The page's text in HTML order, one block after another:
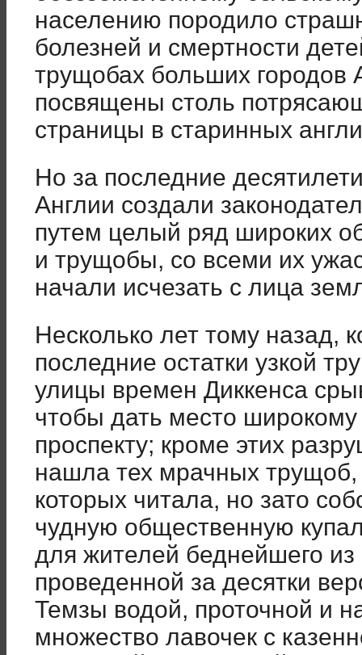
населению породило
болезней и смертности
трущобах больших городов
посвящены столь
страницы в старинных
Но за последние
Англии создали
путем целый ряд широких
и трущобы, со всеми их
начали исчезать с лица
Несколько лет тому назад,
последние остатки узкой
улицы времен Диккенса
чтобы дать место широкому
проспекту; кроме этих
нашла тех мрачных трущоб,
которых читала, но зато
чудную общественную
для жителей беднейшего
проведенной за десятки
Темзы водой, проточной и
множество лавочек с